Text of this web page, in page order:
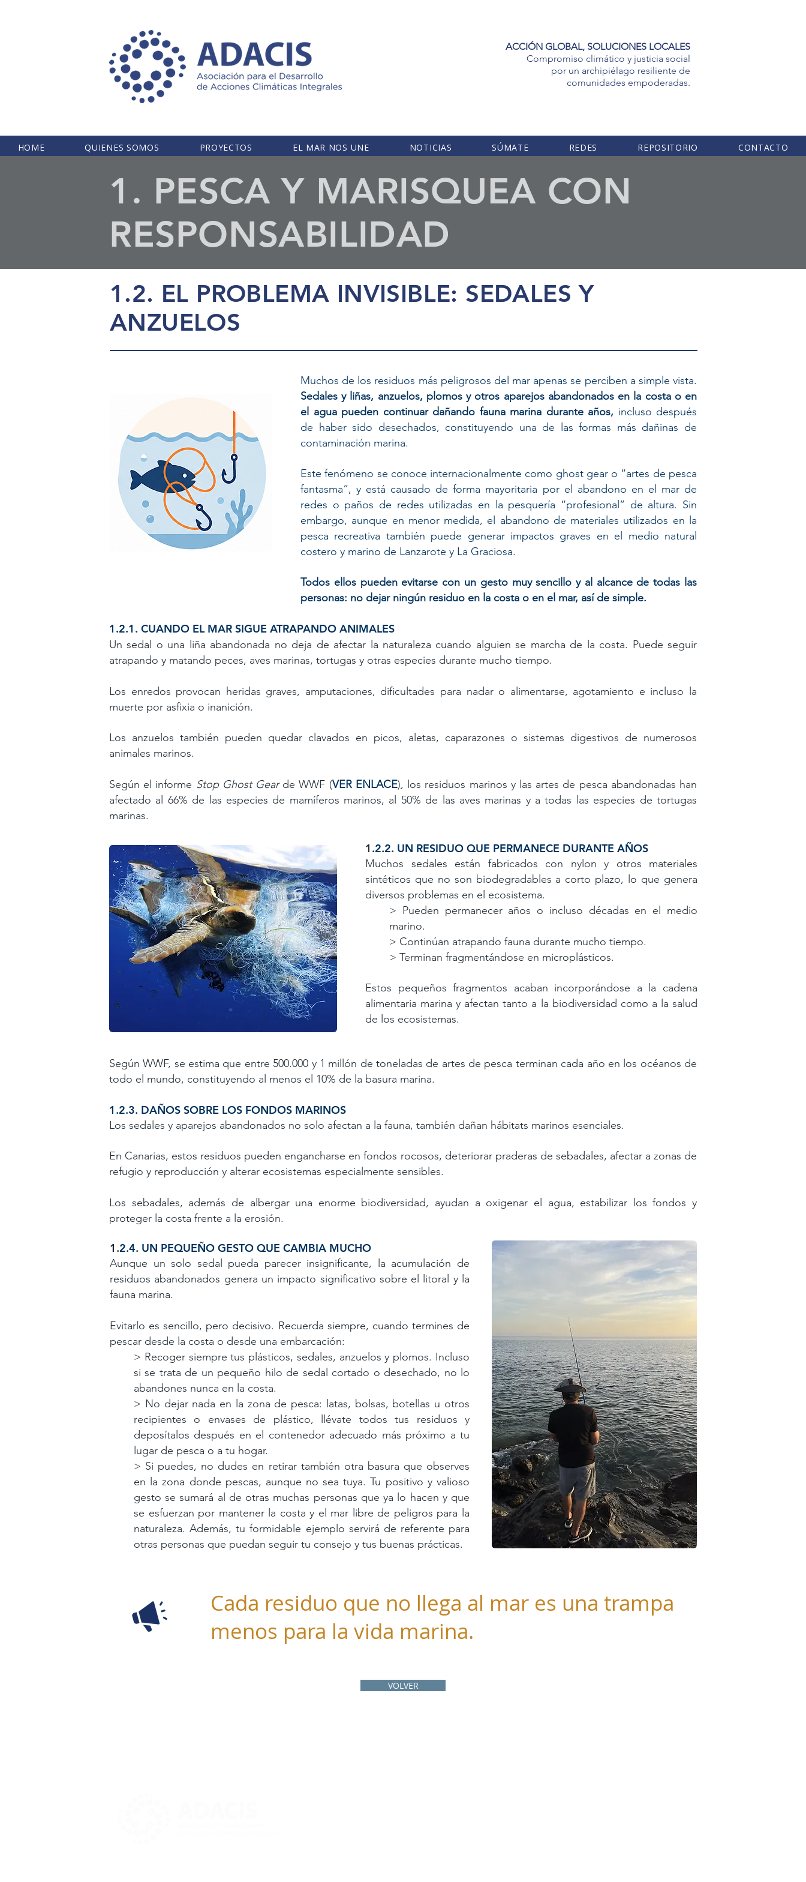
ACCIÓN GLOBAL, SOLUCIONES LOCALES
Compromiso climático y justicia social
por un archipiélago resiliente de
comunidades empoderadas.
HOME QUIENES SOMOS PROYECTOS EL MAR NOS UNE NOTICIAS SÚMATE REDES REPOSITORIO CONTACTO
1. PESCA Y MARISQUEA CON
RESPONSABILIDAD
1.2. EL PROBLEMA INVISIBLE: SEDALES Y
ANZUELOS
Muchos de los residuos más peligrosos del mar apenas se perciben a simple vista.
Sedales y liñas, anzuelos, plomos y otros aparejos abandonados en la costa o en
el agua pueden continuar dañando fauna marina durante años, incluso después
de haber sido desechados, constituyendo una de las formas más dañinas de
contaminación marina.
Este fenómeno se conoce internacionalmente como ghost gear o “artes de pesca
fantasma”, y está causado de forma mayoritaria por el abandono en el mar de
redes o paños de redes utilizadas en la pesquería “profesional” de altura. Sin
embargo, aunque en menor medida, el abandono de materiales utilizados en la
pesca recreativa también puede generar impactos graves en el medio natural
costero y marino de Lanzarote y La Graciosa.
Todos ellos pueden evitarse con un gesto muy sencillo y al alcance de todas las
personas: no dejar ningún residuo en la costa o en el mar, así de simple. ​
1.2.1. CUANDO EL MAR SIGUE ATRAPANDO ANIMALES
Un sedal o una liña abandonada no deja de afectar la naturaleza cuando alguien se marcha de la costa. Puede seguir
atrapando y matando peces, aves marinas, tortugas y otras especies durante mucho tiempo.
Los enredos provocan heridas graves, amputaciones, dificultades para nadar o alimentarse, agotamiento e incluso la
muerte por asfixia o inanición.
Los anzuelos también pueden quedar clavados en picos, aletas, caparazones o sistemas digestivos de numerosos
animales marinos.
Según el informe Stop Ghost Gearde WWF (VER ENLACE), los residuos marinos y las artes de pesca abandonadas han
afectado al 66% de las especies de mamíferos marinos, al 50% de las aves marinas y a todas las especies de tortugas
marinas.
​1.2.2. UN RESIDUO QUE PERMANECE DURANTE AÑOS
Muchos sedales están fabricados con nylon y otros materiales
sintéticos que no son biodegradables a corto plazo, lo que genera
diversos problemas en el ecosistema.
> Pueden permanecer años o incluso décadas en el medio
marino.
> Continúan atrapando fauna durante mucho tiempo.
> Terminan fragmentándose en microplásticos.
Estos pequeños fragmentos acaban incorporándose a la cadena
alimentaria marina y afectan tanto a la biodiversidad como a la salud
de los ecosistemas.
Según WWF, se estima que entre 500.000 y 1 millón de toneladas de artes de pesca terminan cada año en los océanos de
todo el mundo, constituyendo al menos el 10% de la basura marina.
1.2.3. DAÑOS SOBRE LOS FONDOS MARINOS
Los sedales y aparejos abandonados no solo afectan a la fauna, también dañan hábitats marinos esenciales.
En Canarias, estos residuos pueden engancharse en fondos rocosos, deteriorar praderas de sebadales, afectar a zonas de
refugio y reproducción y alterar ecosistemas especialmente sensibles.
Los sebadales, además de albergar una enorme biodiversidad, ayudan a oxigenar el agua, estabilizar los fondos y
proteger la costa frente a la erosión.
​1.2.4. UN PEQUEÑO GESTO QUE CAMBIA MUCHO
Aunque un solo sedal pueda parecer insignificante, la acumulación de
residuos abandonados genera un impacto significativo sobre el litoral y la
fauna marina.
Evitarlo es sencillo, pero decisivo. Recuerda siempre, cuando termines de
pescar desde la costa o desde una embarcación:
> Recoger siempre tus plásticos, sedales, anzuelos y plomos. Incluso
si se trata de un pequeño hilo de sedal cortado o desechado, no lo
abandones nunca en la costa.
> No dejar nada en la zona de pesca: latas, bolsas, botellas u otros
recipientes o envases de plástico, llévate todos tus residuos y
deposítalos después en el contenedor adecuado más próximo a tu
lugar de pesca o a tu hogar.
> Si puedes, no dudes en retirar también otra basura que observes
en la zona donde pescas, aunque no sea tuya. Tu positivo y valioso
gesto se sumará al de otras muchas personas que ya lo hacen y que
se esfuerzan por mantener la costa y el mar libre de peligros para la
naturaleza. Además, tu formidable ejemplo servirá de referente para
otras personas que puedan seguir tu consejo y tus buenas prácticas.
Cada residuo que no llega al mar es una trampa
menos para la vida marina.
VOLVER